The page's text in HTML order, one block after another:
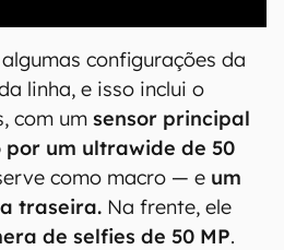
configurações da
linha, e isso inclui o
com um sensor principal
por um ultrawide de 50
como macro — e um
traseira. Na frente, ele
de selfies de 50 MP.